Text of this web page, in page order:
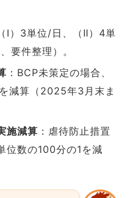
Ⅰ）3単位/日、（Ⅱ）4単
要件整理）。
：BCP未策定の場合、
減算（2025年3月末ま
施減算 ：虐待防止措置
位数の100分の1を減